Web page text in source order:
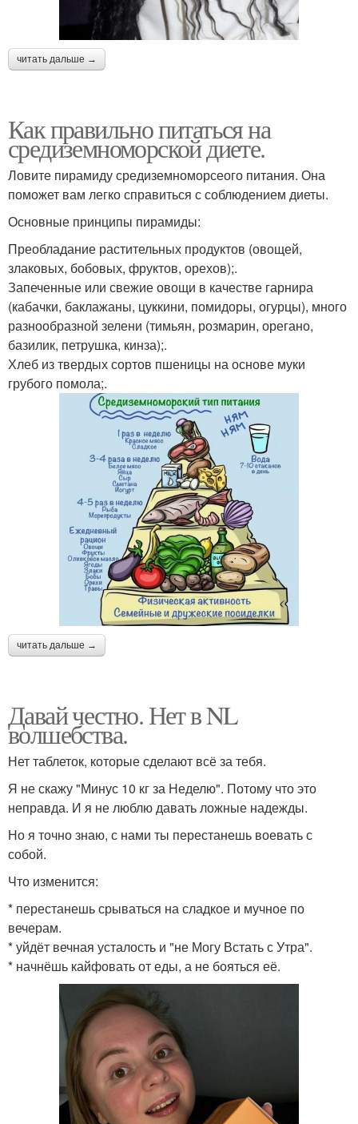
читать дальше →
Как правильно питаться на
средиземноморской диете.
Ловите пирамиду средиземноморсеого питания. Она
поможет вам легко справиться с соблюдением диеты.
Основные принципы пирамиды:
Преобладание растительных продуктов (овощей,
злаковых, бобовых, фруктов, орехов);.
Запеченные или свежие овощи в качестве гарнира
(кабачки, баклажаны, цуккини, помидоры, огурцы), много
разнообразной зелени (тимьян, розмарин, орегано,
базилик, петрушка, кинза);.
Хлеб из твердых сортов пшеницы на основе муки
грубого помола;.
читать дальше →
Давай честно. Нет в NL
волшебства.
Нет таблеток, которые сделают всё за тебя.
Я не скажу "Минус 10 кг за Неделю". Потому что это
неправда. И я не люблю давать ложные надежды.
Но я точно знаю, с нами ты перестанешь воевать с
собой.
Что изменится:
* перестанешь срываться на сладкое и мучное по
вечерам.
* уйдёт вечная усталость и "не Могу Встать с Утра".
* начнёшь кайфовать от еды, а не бояться её.